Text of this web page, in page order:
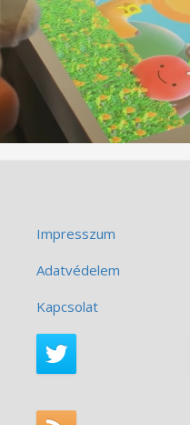
Impresszum
Adatvédelem
Kapcsolat